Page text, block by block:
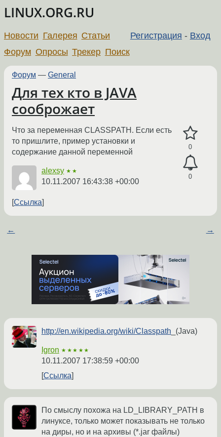
LINUX.ORG.RU
Регистрация - Вход
Новости Галерея Статьи
Форум Опросы Трекер Поиск
Форум — General
Для тех кто в JAVA
сооброжает
0
0
Что за переменная CLASSPATH. Если есть
то пришлите, пример установки и
содержание данной переменной
alexsy ★★
10.11.2007 16:43:38 +00:00
Ссылка
← →
http://en.wikipedia.org/wiki/Classpath _(Java)
Igron ★★★★★
10.11.2007 17:38:59 +00:00
Ссылка
По смыслу похожа на LD_LIBRARY_PATH в
линуксе, только может показывать не только
на диры, но и на архивы (*.jar файлы)